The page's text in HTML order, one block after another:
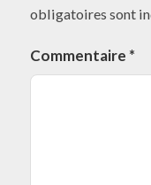
obligatoires sont
Commentaire *